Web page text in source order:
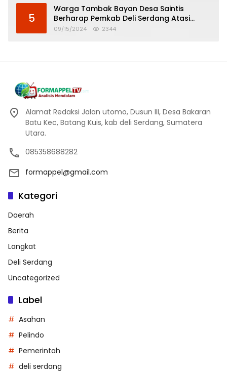
5
Warga Tambak Bayan Desa Saintis
Berharap Pemkab Deli Serdang Atasi
Banjir
09/15/2024 2344
Alamat Redaksi Jalan utomo, Dusun III, Desa Bakaran
Batu Kec, Batang Kuis, kab deli Serdang, Sumatera
Utara.
085358688282
formappel@gmail.com
Kategori
Daerah
Berita
Langkat
Deli Serdang
Uncategorized
Label
Asahan
Pelindo
Pemerintah
deli serdang